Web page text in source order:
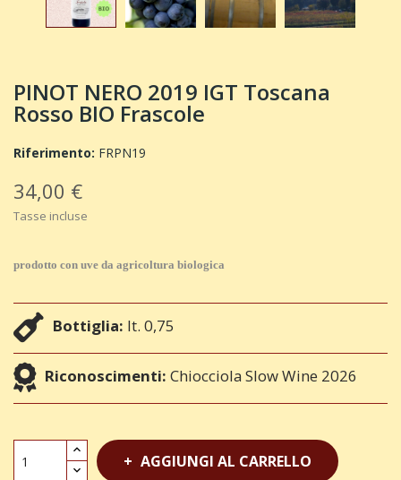
PINOT NERO 2019 IGT Toscana
Rosso BIO Frascole
Riferimento: FRPN19
34,00 €
Tasse incluse
prodotto con uve da agricoltura biologica
Bottiglia: lt. 0,75
Riconoscimenti: Chiocciola Slow Wine 2026
AGGIUNGI AL CARRELLO